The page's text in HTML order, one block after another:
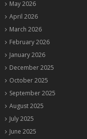
May 2026
April 2026
March 2026
February 2026
January 2026
December 2025
October 2025
September 2025
August 2025
July 2025
June 2025